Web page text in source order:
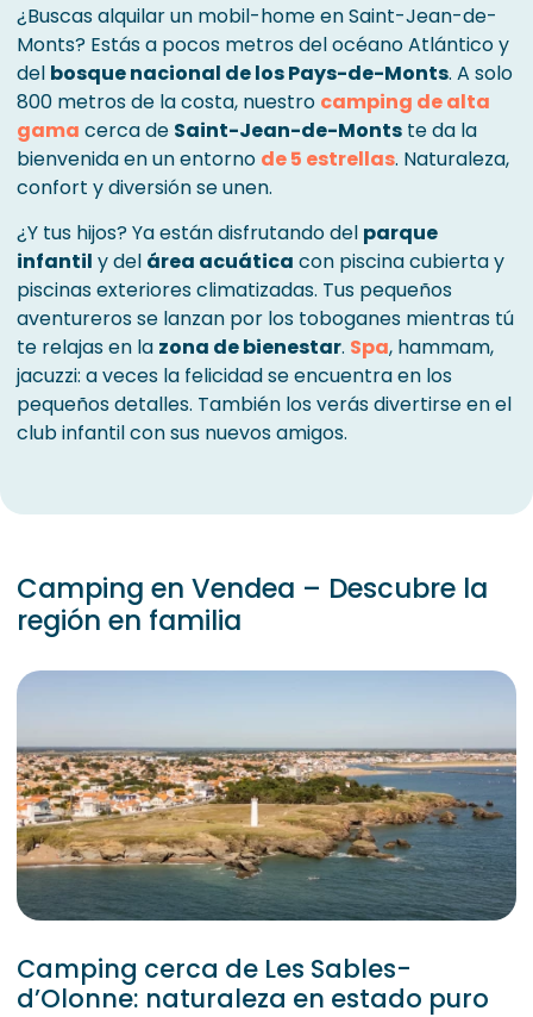
¿Buscas alquilar un mobil-home en Saint-Jean-de-
Monts? Estás a pocos metros del océano Atlántico y
del bosque nacional de los Pays-de-Monts. A solo
800 metros de la costa, nuestro camping de alta
gama cerca de Saint-Jean-de-Monts te da la
bienvenida en un entorno de 5 estrellas. Naturaleza,
confort y diversión se unen.
¿Y tus hijos? Ya están disfrutando del parque
infantil y del área acuática con piscina cubierta y
piscinas exteriores climatizadas. Tus pequeños
aventureros se lanzan por los toboganes mientras tú
te relajas en la zona de bienestar. Spa, hammam,
jacuzzi: a veces la felicidad se encuentra en los
pequeños detalles. También los verás divertirse en el
club infantil con sus nuevos amigos.
Camping en Vendea – Descubre la
región en familia
Camping cerca de Les Sables-
d’Olonne: naturaleza en estado puro